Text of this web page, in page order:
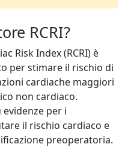
RCRI?
Risk Index (RCRI) è
per stimare il rischio di
cardiache maggiori
non cardiaco.
per i
il rischio cardiaco e
preoperatoria.